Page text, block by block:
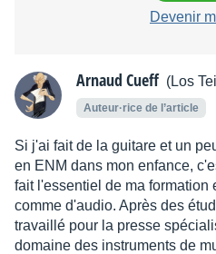
Devenir
Arnaud Cueff (Los
Auteur·rice de l’article
Si j'ai fait de la guitare et un
en ENM dans mon enfance,
fait l'essentiel de ma formation
comme d'audio. Après des
travaillé pour la presse
domaine des instruments de